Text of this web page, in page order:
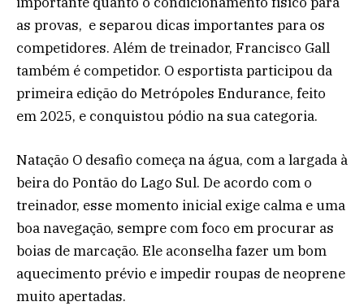
as provas, e separou dicas importantes para os
competidores. Além de treinador, Francisco Gall
também é competidor. O esportista participou da
primeira edição do Metrópoles Endurance, feito
em 2025, e conquistou pódio na sua categoria.
Natação O desafio começa na água, com a largada à
beira do Pontão do Lago Sul. De acordo com o
treinador, esse momento inicial exige calma e uma
boa navegação, sempre com foco em procurar as
boias de marcação. Ele aconselha fazer um bom
aquecimento prévio e impedir roupas de neoprene
muito apertadas.